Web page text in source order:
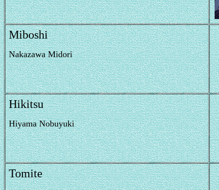
Miboshi
Nakazawa Midori
Hikitsu
Hiyama Nobuyuki
Tomite